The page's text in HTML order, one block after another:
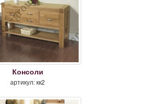
Консоли
артикул: кк2